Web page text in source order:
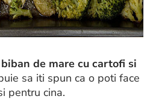
biban de mare cu cartofi si
sa iti spun ca o poti face
pentru cina.